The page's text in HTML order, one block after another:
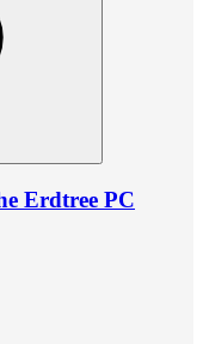
Erdtree PC